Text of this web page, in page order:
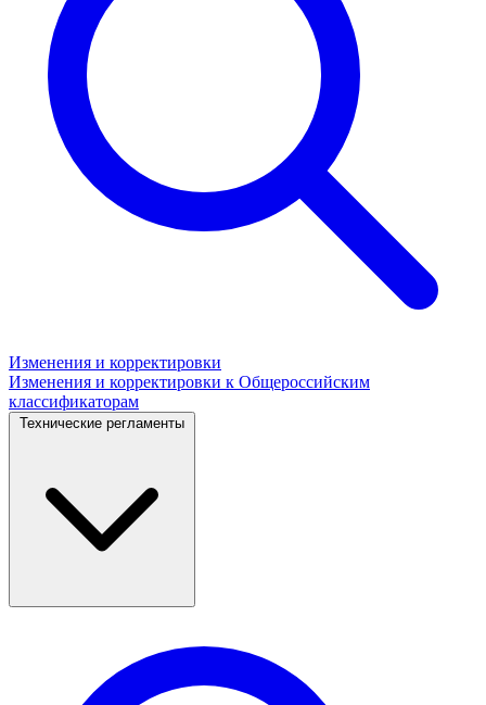
Изменения и корректировки
Изменения и корректировки к Общероссийским
классификаторам
Технические регламенты